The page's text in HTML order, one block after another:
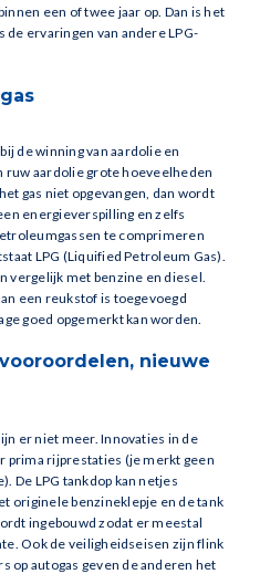
een of twee jaar op. Dan is het
de ervaringen van andere LPG-
de winning van aardolie en
ruw aardolie grote hoeveelheden
gas niet opgevangen, dan wordt
energieverspilling en zelfs
te comprimeren
LPG (Liquified Petroleum Gas).
vergelijk met benzine en diesel.
een reukstof is toegevoegd
goed opgemerkt kan worden.
nieuwe
er niet meer. Innovaties in de
prima rijprestaties (je merkt geen
De LPG tankdop kan netjes
originele benzineklepje en de tank
ingebouwd zodat er meestal
Ook de veiligheidseisen zijn flink
op autogas geven de anderen het